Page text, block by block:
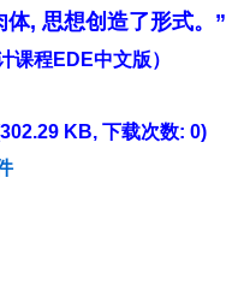
体, 思想创造了形式。”
程EDE中文版）
KB, 下载次数: 0)